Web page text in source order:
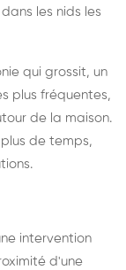
les nids les
qui grossit, un
plus fréquentes,
de la maison.
de temps,
intervention
d'une